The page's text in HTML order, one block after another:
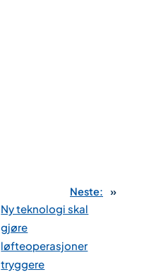
Neste:
Ny teknologi skal
gjøre
løfteoperasjoner
tryggere
»